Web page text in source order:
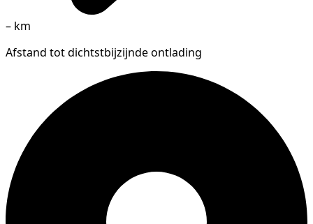
– km
Afstand tot dichtstbijzijnde ontlading